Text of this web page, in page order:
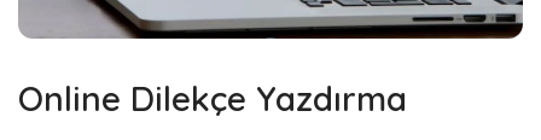
Online Dilekçe Yazdırma